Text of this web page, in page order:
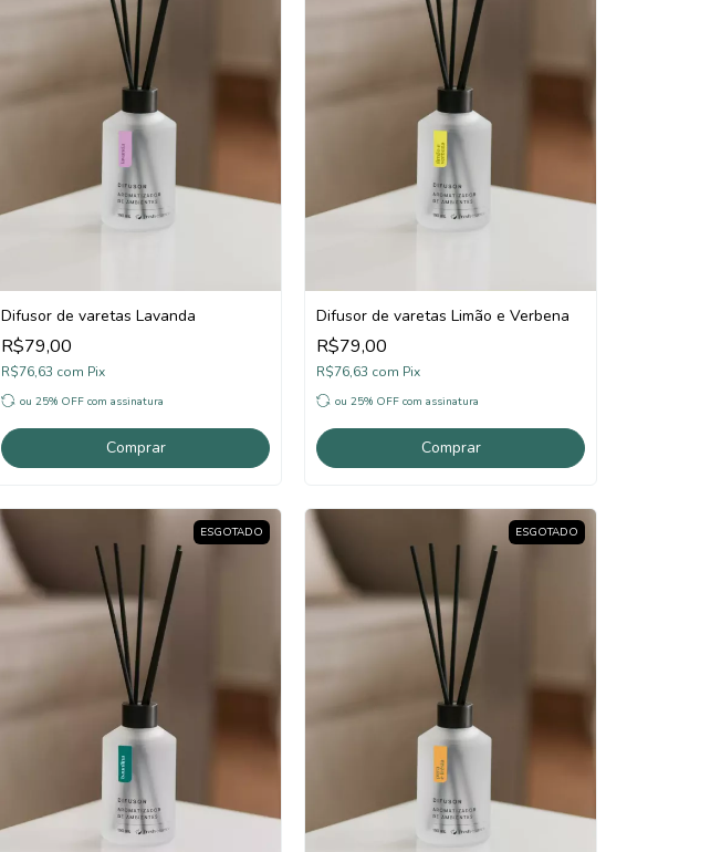
Difusor de varetas Lavanda
R$79,00
R$76,63 com Pix
ou 25% OFFcom assinatura
Comprar
Difusor de varetas Limão e Verbena
R$79,00
R$76,63 com Pix
ou 25% OFFcom assinatura
Comprar
ESGOTADO ESGOTADO